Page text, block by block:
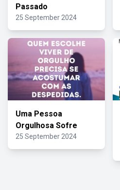
Passado
25 September 2024
Uma Pessoa
Orgulhosa Sofre
25 September 2024